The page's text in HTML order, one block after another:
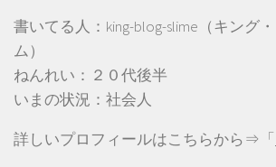
書いてる人：king-blog-slime（キング
ム）
ねんれい：２０代後半
いまの状況：社会人
詳しいプロフィールはこちらから⇒「